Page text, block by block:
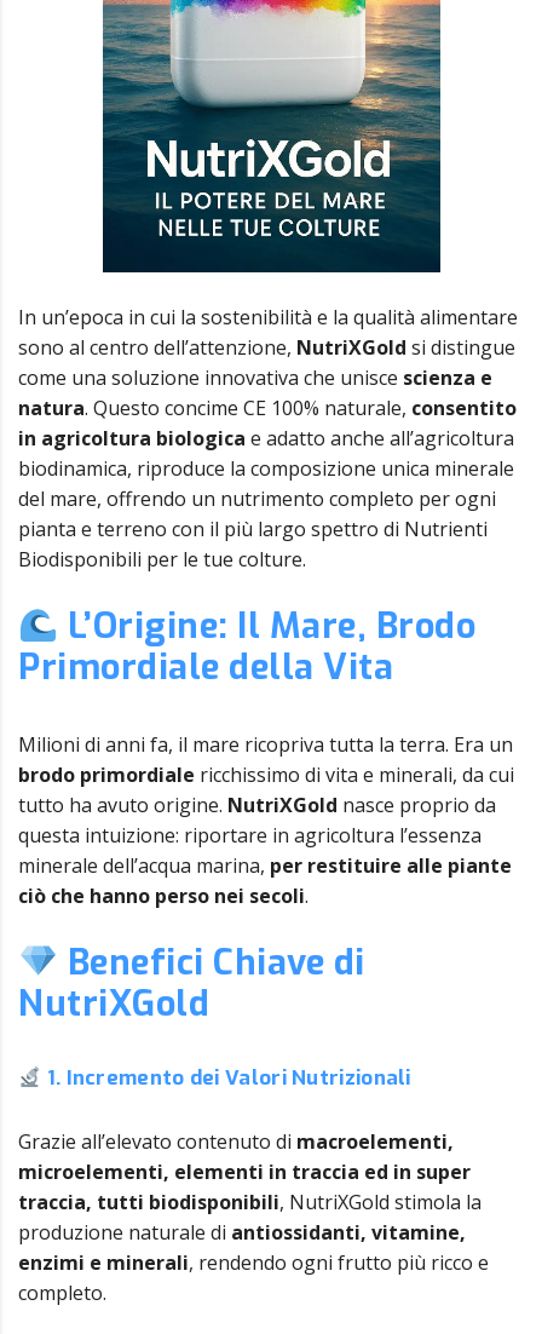
In un’epoca in cui la sostenibilità e la qualità alimentare
sono al centro dell’attenzione, NutriXGold si distingue
come una soluzione innovativa che unisce scienza e
natura. Questo concime CE 100% naturale, consentito
in agricoltura biologica e adatto anche all’agricoltura
biodinamica, riproduce la composizione unica minerale
del mare, offrendo un nutrimento completo per ogni
pianta e terreno con il più largo spettro di Nutrienti
Biodisponibili per le tue colture.
L’Origine: Il Mare, Brodo
Primordiale della Vita
Milioni di anni fa, il mare ricopriva tutta la terra. Era un
brodo primordiale ricchissimo di vita e minerali, da cui
tutto ha avuto origine. NutriXGold nasce proprio da
questa intuizione: riportare in agricoltura l’essenza
minerale dell’acqua marina, per restituire alle piante
ciò che hanno perso nei secoli.
Benefici Chiave di
NutriXGold
1. Incremento dei Valori Nutrizionali
Grazie all’elevato contenuto di macroelementi,
microelementi, elementi in traccia ed in super
traccia, tutti biodisponibili, NutriXGold stimola la
produzione naturale di antiossidanti, vitamine,
enzimi e minerali, rendendo ogni frutto più ricco e
completo.